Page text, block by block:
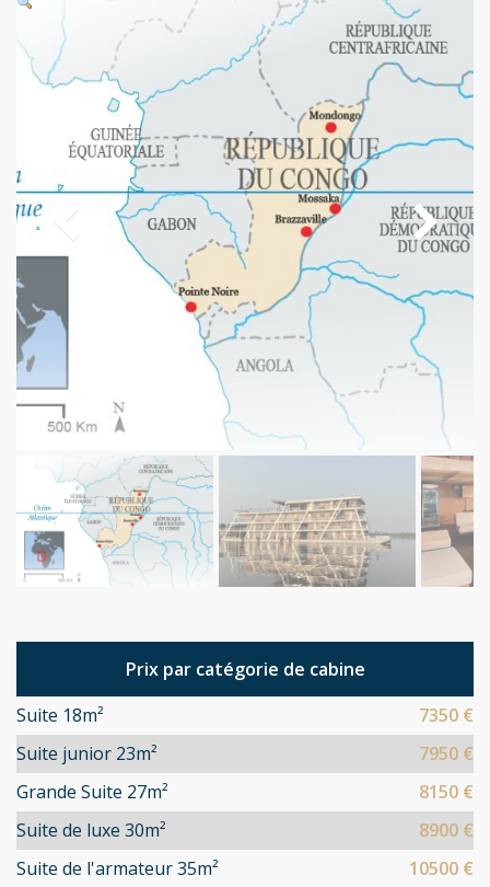
Prix par catégorie de cabine
Suite 18m²
7350 €
Suite junior 23m²
7950 €
Grande Suite 27m²
8150 €
Suite de luxe 30m²
8900 €
Suite de l'armateur 35m²
10500 €